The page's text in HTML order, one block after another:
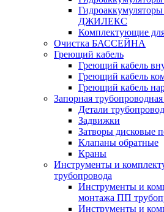
ДЖИЛЕКС
Комплектующие
Очистка БАССЕЙНА
Греющий кабель
Греющий кабель
Греющий кабель
Греющий кабель
Запорная
Детали
Задвижки
Затворы дисковые
Клапаны обратные
Краны
Инструменты и
трубопровода
Инструменты и
монтажа ПП
Инструменты и